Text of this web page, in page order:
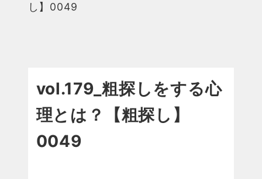
し】0049
vol.179_粗探しをする心
理とは？【粗探し】
0049